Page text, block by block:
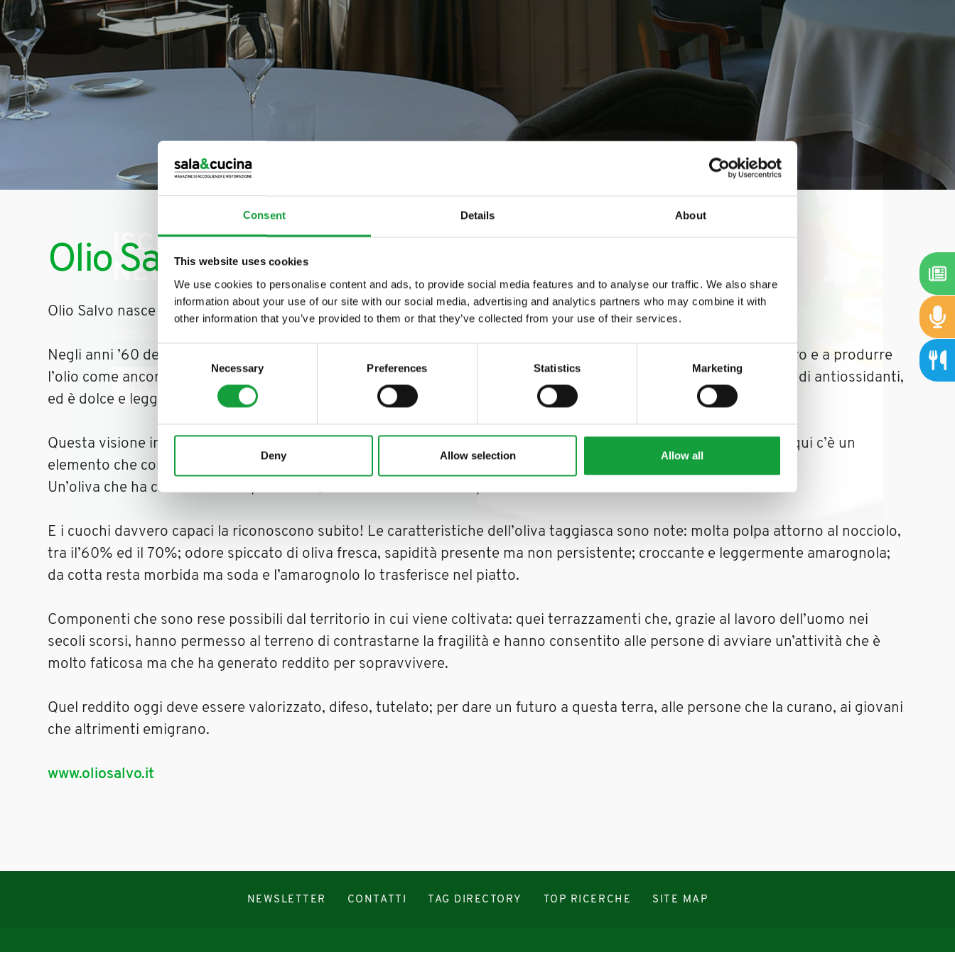
Consent Details About
This website uses cookies
We use cookies to personalise content and ads, to provide social media features and to analyse our traffic. We also share
information about your use of our site with our social media, advertising and analytics partners who may combine it with
other information that you’ve provided to them or that they’ve collected from your use of their services.
Consent
Necessary Preferences Statistics Marketing
Deny Allow selection Allow all
Olio Salvo
Olio Salvo nasce a Bordighera dalla famiglia Rossi nel 1897.
Negli anni ’60 del secolo scorso fu acquistata da Vincenzo Salvo che la portò ad avere anche uno sbocco sull’estero e a produrre
l’olio come ancora oggi viene presentato. Il loro è leggermente torbido per un motivo: contiene circa il 25% in più di antiossidanti,
ed è dolce e leggero con straordinari sentori aromatici.
Questa visione internazionale ha permesso di non considerare la concorrenza come qualcosa di negativo perché qui c’è un
elemento che conferisce unicità: l’oliva taggiasca.
Un’oliva che ha caratteristiche particolari, che in cucina cambia il piatto!
E i cuochi davvero capaci la riconoscono subito! Le caratteristiche dell’oliva taggiasca sono note: molta polpa attorno al nocciolo,
tra il’60% ed il 70%; odore spiccato di oliva fresca, sapidità presente ma non persistente; croccante e leggermente amarognola;
da cotta resta morbida ma soda e l’amarognolo lo trasferisce nel piatto.
Componenti che sono rese possibili dal territorio in cui viene coltivata: quei terrazzamenti che, grazie al lavoro dell’uomo nei
secoli scorsi, hanno permesso al terreno di contrastarne la fragilità e hanno consentito alle persone di avviare un’attività che è
molto faticosa ma che ha generato reddito per sopravvivere.
Quel reddito oggi deve essere valorizzato, difeso, tutelato; per dare un futuro a questa terra, alle persone che la curano, ai giovani
che altrimenti emigrano.
www.oliosalvo.it
NEWSLETTER CONTATTI TAG DIRECTORY TOP RICERCHE SITE MAP
ISCRIVITI ALLA
NEWSLETTER
Resta aggiornato su tutte le ultime novita nel